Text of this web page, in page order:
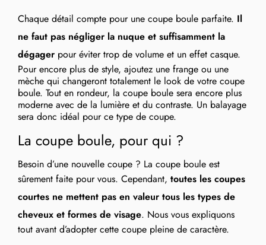
Chaque détail compte pour une coupe boule parfaite. Il
ne faut pas négliger la nuque et suffisamment la
dégager pour éviter trop de volume et un effet casque.
Pour encore plus de style, ajoutez une frange ou une
mèche qui changeront totalement le look de votre coupe
boule. Tout en rondeur, la coupe boule sera encore plus
moderne avec de la lumière et du contraste. Un balayage
sera donc idéal pour ce type de coupe.
La coupe boule, pour qui ?
Besoin d’une nouvelle coupe ? La coupe boule est
sûrement faite pour vous. Cependant, toutes les coupes
courtes ne mettent pas en valeur tous les types de
cheveux et formes de visage. Nous vous expliquons
tout avant d’adopter cette coupe pleine de caractère.